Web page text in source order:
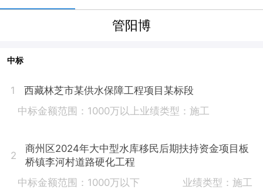
管阳博
中标
1
西藏林芝市某供水保障工程项目某标段
中标金额范围：1000万以上业绩类型：施工
2
商州区2024年大中型水库移民后期扶持资金项目板
桥镇李河村道路硬化工程
中标金额范围：1000万以下
业绩类型：施工